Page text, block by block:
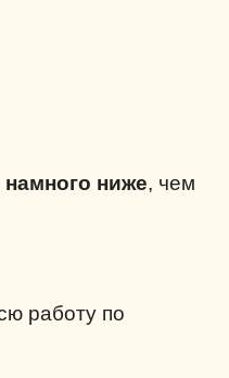
ниже, чем
работу по